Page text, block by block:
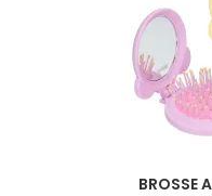
BROSSE